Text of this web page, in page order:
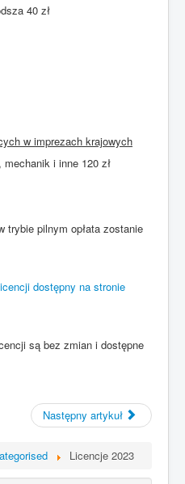
40 zł
w imprezach krajowych
i inne 120 zł
trybie pilnym opłata zostanie
dostępny na stronie
są bez zmian i dostępne
Następny artykuł
Licencje 2023